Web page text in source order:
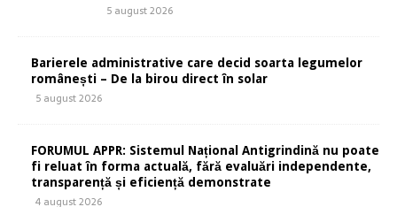
5 august 2026
Barierele administrative care decid soarta legumelor
românești – De la birou direct în solar
5 august 2026
FORUMUL APPR: Sistemul Național Antigrindină nu poate
fi reluat în forma actuală, fără evaluări independente,
transparență și eficiență demonstrate
4 august 2026